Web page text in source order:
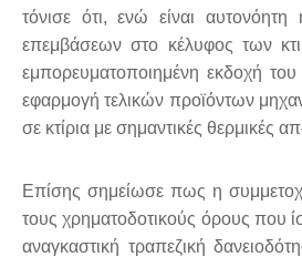
τόνισε ότι, ενώ είναι
επεμβάσεων στο κέλυφος των
εμπορευματοποιημένη εκδοχή
εφαρμογή τελικών προϊόντων
σε κτίρια με σημαντικές θερμικές
Επίσης σημείωσε πως η
τους χρηματοδοτικούς όρους που
αναγκαστική τραπεζική